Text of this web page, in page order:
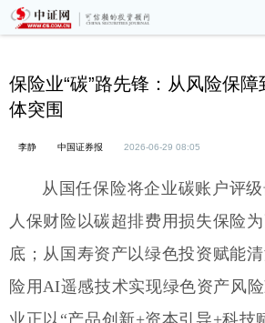
保险业“碳”路先锋：从风险保
体突围
李静 中国证券报 2026-06-29 08:05
从国任保险将企业碳账户评
人保财险以碳超排费用损失保险
底；从国寿资产以绿色投资赋能
险用AI遥感技术实现绿色资产风
业正以“产品创新+资本引导+科技